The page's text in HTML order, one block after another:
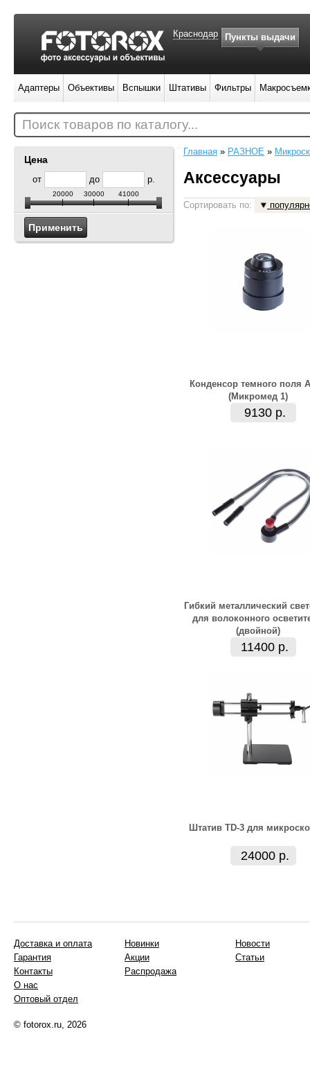
Цена
от до р.
20000 30000 41000
Главная » РАЗНОЕ »
Аксессуары
Сортировать по:
Конденсор темного поля
(Микромед 1)
9130 р.
Гибкий металлический
для волоконного
(двойной)
11400 р.
Штатив TD-3 для
24000 р.
Краснодар Пункты выдачи
Адаптеры Объективы Вспышки Штативы Фильтры
Поиск товаров по каталогу...
Доставка и оплата
Гарантия
Контакты
О нас
Оптовый отдел
Новинки
Акции
Распродажа
Новости
Статьи
© fotorox.ru, 2026